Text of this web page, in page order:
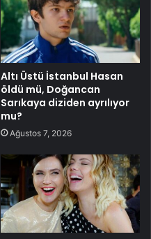
Altı Üstü İstanbul Hasan
öldü mü, Doğancan
Sarıkaya diziden ayrılıyor
mu?
Ağustos 7, 2026